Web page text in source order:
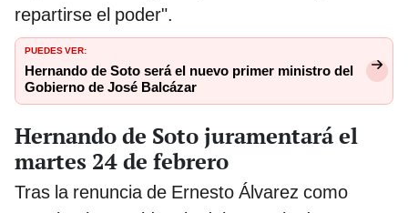
repartirse el poder".
PUEDES VER:
Hernando de Soto será el nuevo primer ministro del
Gobierno de José Balcázar
Hernando de Soto juramentará el
martes 24 de febrero
Tras la renuncia de Ernesto Álvarez como